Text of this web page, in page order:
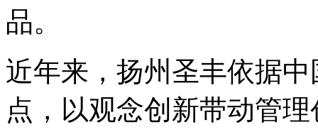
品。
近年来，扬州圣丰依据
点，以观念创新带动管